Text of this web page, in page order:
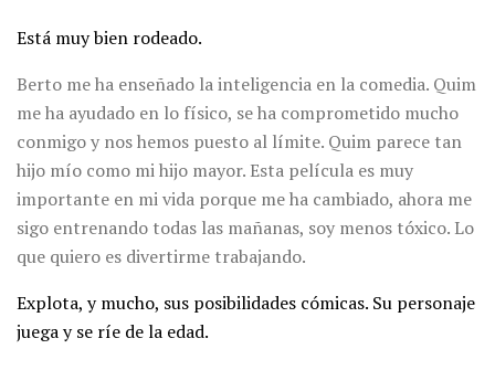
Está muy bien rodeado.
Berto me ha enseñado la inteligencia en la comedia. Quim
me ha ayudado en lo físico, se ha comprometido mucho
conmigo y nos hemos puesto al límite. Quim parece tan
hijo mío como mi hijo mayor. Esta película es muy
importante en mi vida porque me ha cambiado, ahora me
sigo entrenando todas las mañanas, soy menos tóxico. Lo
que quiero es divertirme trabajando.
Explota, y mucho, sus posibilidades cómicas. Su personaje
juega y se ríe de la edad.